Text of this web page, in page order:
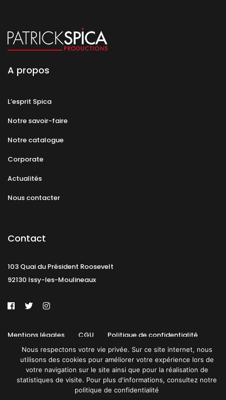
A propos
L’esprit Spica
Notre savoir-faire
Notre catalogue
Corporate
Actualités
Nous contacter
Contact
103 Quai du Président Roosevelt
92130 Issy-les-Moulineaux
Mentions légales CGU Politique de confidentialité
Plan du site
© 2019 PATRICK SPICA PRODUCTIONS. Tous droits réservés.
Nous respectons votre vie privée. Sur ce site internet, nous
utilisons des cookies pour améliorer votre expérience lors de
votre navigation sur le site ainsi que pour la réalisation de
statistiques de visite. Pour plus d'informations, consultez notre
politique de confidentialité